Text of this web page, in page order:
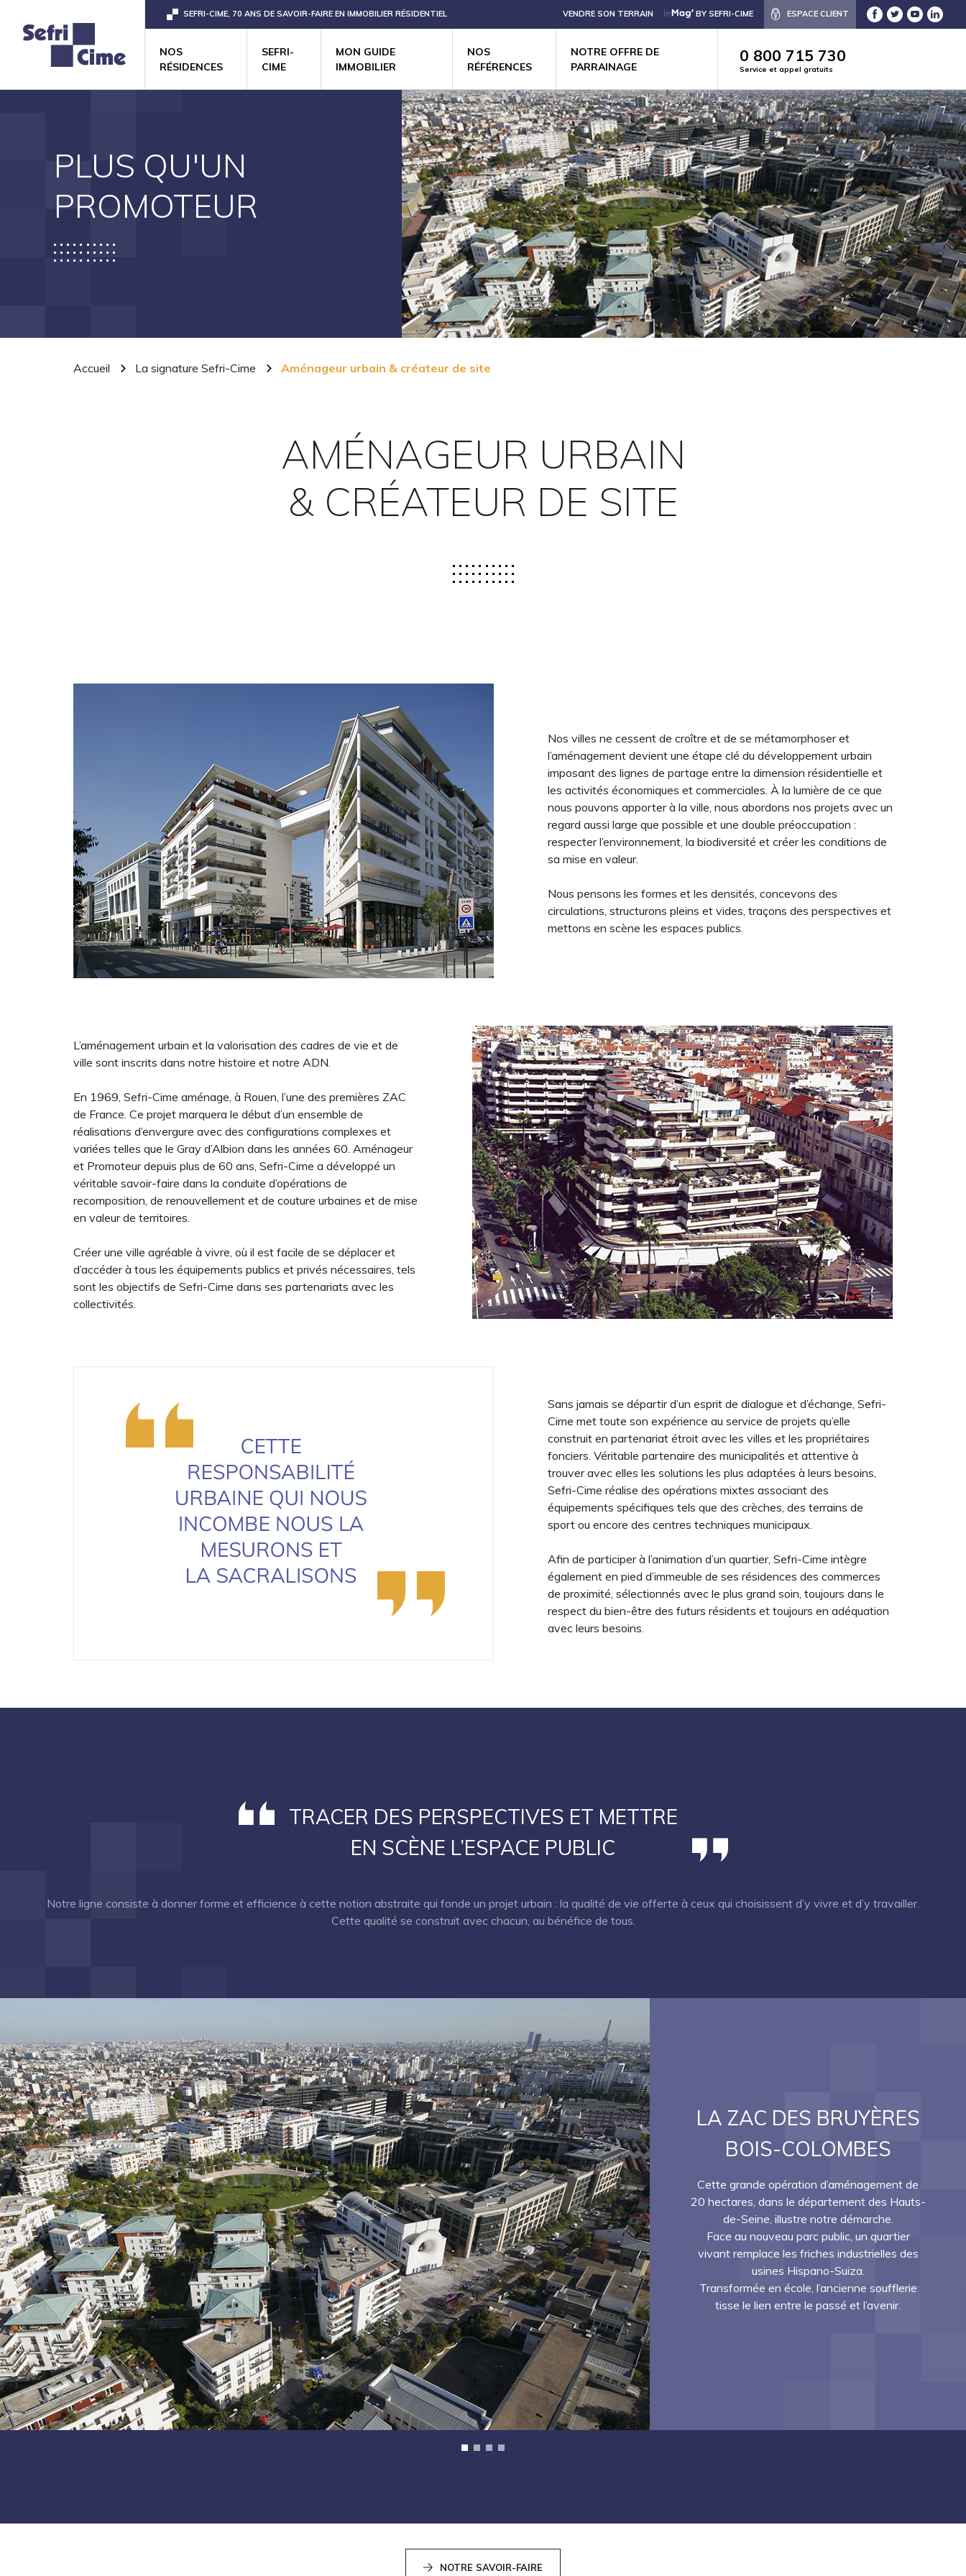
SEFRI-CIME, 70 ANS DE SAVOIR-FAIRE EN IMMOBILIER RÉSIDENTIEL VENDRE SON TERRAIN BY SEFRI-CIME ESPACE CLIENT
NOS
RÉSIDENCES
SEFRI-
CIME
MON GUIDE
IMMOBILIER
NOS
RÉFÉRENCES
NOTRE OFFRE DE
PARRAINAGE
0 800 715 730
Service et appel gratuits
PLUS QU'UN
PROMOTEUR
Accueil La signature Sefri-Cime Aménageur urbain & créateur de site
AMÉNAGEUR URBAIN
& CRÉATEUR DE SITE
Nos villes ne cessent de croître et de se métamorphoser et
l’aménagement devient une étape clé du développement urbain
imposant des lignes de partage entre la dimension résidentielle et
les activités économiques et commerciales. À la lumière de ce que
nous pouvons apporter à la ville, nous abordons nos projets avec un
regard aussi large que possible et une double préoccupation :
respecter l’environnement, la biodiversité et créer les conditions de
sa mise en valeur.
Nous pensons les formes et les densités, concevons des
circulations, structurons pleins et vides, traçons des perspectives et
mettons en scène les espaces publics.
L’aménagement urbain et la valorisation des cadres de vie et de
ville sont inscrits dans notre histoire et notre ADN.
En 1969, Sefri-Cime aménage, à Rouen, l’une des premières ZAC
de France. Ce projet marquera le début d’un ensemble de
réalisations d’envergure avec des configurations complexes et
variées telles que le Gray d’Albion dans les années 60. Aménageur
et Promoteur depuis plus de 60 ans, Sefri-Cime a développé un
véritable savoir-faire dans la conduite d’opérations de
recomposition, de renouvellement et de couture urbaines et de mise
en valeur de territoires.
Créer une ville agréable à vivre, où il est facile de se déplacer et
d’accéder à tous les équipements publics et privés nécessaires, tels
sont les objectifs de Sefri-Cime dans ses partenariats avec les
collectivités.
Sans jamais se départir d’un esprit de dialogue et d’échange, Sefri-
Cime met toute son expérience au service de projets qu’elle
construit en partenariat étroit avec les villes et les propriétaires
fonciers. Véritable partenaire des municipalités et attentive à
trouver avec elles les solutions les plus adaptées à leurs besoins,
Sefri-Cime réalise des opérations mixtes associant des
équipements spécifiques tels que des crèches, des terrains de
sport ou encore des centres techniques municipaux.
Afin de participer à l’animation d’un quartier, Sefri-Cime intègre
également en pied d’immeuble de ses résidences des commerces
de proximité, sélectionnés avec le plus grand soin, toujours dans le
respect du bien-être des futurs résidents et toujours en adéquation
avec leurs besoins.
TRACER DES PERSPECTIVES ET METTRE
EN SCÈNE L’ESPACE PUBLIC
Notre ligne consiste à donner forme et efficience à cette notion abstraite qui fonde un projet urbain : la qualité de vie offerte à ceux qui choisissent d’y vivre et d’y travailler.
Cette qualité se construit avec chacun, au bénéfice de tous.
LA ZAC DES BRUYÈRES
BOIS-COLOMBES
Cette grande opération d’aménagement de
20 hectares, dans le département des Hauts-
de-Seine, illustre notre démarche.
Face au nouveau parc public, un quartier
vivant remplace les friches industrielles des
usines Hispano-Suiza.
Transformée en école, l’ancienne soufflerie
tisse le lien entre le passé et l’avenir.
NOTRE SAVOIR-FAIRE